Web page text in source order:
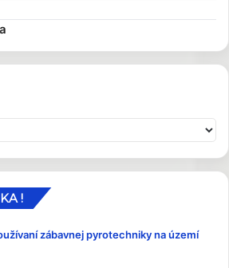
!
zábavnej pyrotechniky na území